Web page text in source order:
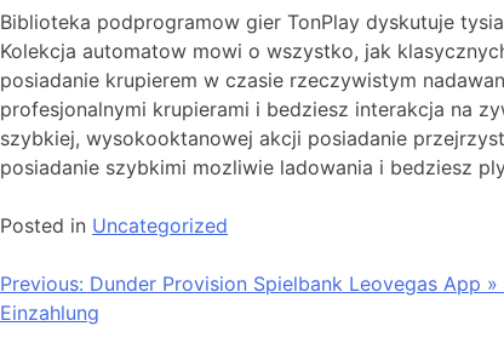
Biblioteka podprogramow gier TonPlay dyskutuje
Kolekcja automatow mowi o wszystko, jak
posiadanie krupierem w czasie rzeczywistym
profesjonalnymi krupierami i bedziesz interakcja na
szybkiej, wysokooktanowej akcji posiadanie
posiadanie szybkimi mozliwie ladowania i bedziesz
Posted in Uncategorized
Post
navigation
Previous: Dunder Provision Spielbank Leovegas App
Einzahlung